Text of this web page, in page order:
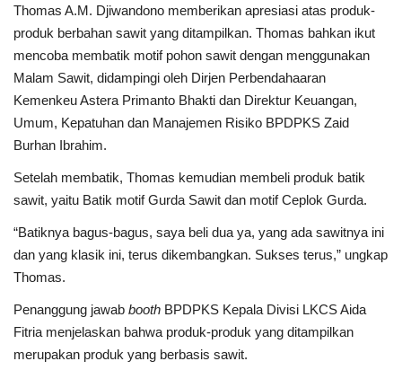
Thomas A.M. Djiwandono memberikan apresiasi atas produk-
produk berbahan sawit yang ditampilkan. Thomas bahkan ikut
mencoba membatik motif pohon sawit dengan menggunakan
Malam Sawit, didampingi oleh Dirjen Perbendahaaran
Kemenkeu Astera Primanto Bhakti dan Direktur Keuangan,
Umum, Kepatuhan dan Manajemen Risiko BPDPKS Zaid
Burhan Ibrahim.
Setelah membatik, Thomas kemudian membeli produk batik
sawit, yaitu Batik motif Gurda Sawit dan motif Ceplok Gurda.
“Batiknya bagus-bagus, saya beli dua ya, yang ada sawitnya ini
dan yang klasik ini, terus dikembangkan. Sukses terus,” ungkap
Thomas.
Penanggung jawab booth BPDPKS Kepala Divisi LKCS Aida
Fitria menjelaskan bahwa produk-produk yang ditampilkan
merupakan produk yang berbasis sawit.